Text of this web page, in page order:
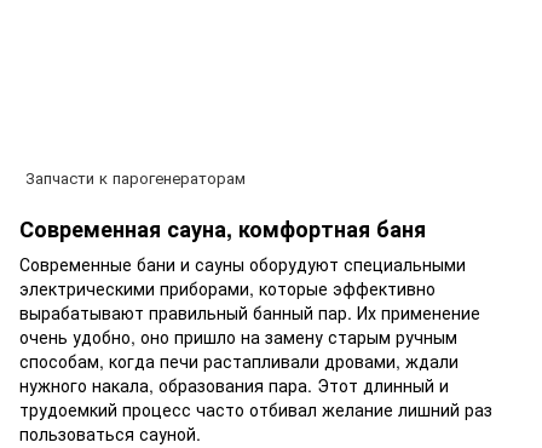
Современная сауна, комфортная баня
Современные бани и сауны оборудуют специальными
электрическими приборами, которые эффективно
вырабатывают правильный банный пар. Их применение
очень удобно, оно пришло на замену старым ручным
способам, когда печи растапливали дровами, ждали
нужного накала, образования пара. Этот длинный и
трудоемкий процесс часто отбивал желание лишний раз
пользоваться сауной.
Запчасти к парогенераторам